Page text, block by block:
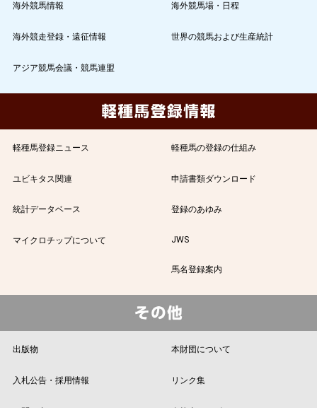
海外競馬情報 海外競馬場・日程
海外競走登録・遠征情報 世界の競馬および生産統計
アジア競馬会議・競馬連盟
軽種馬登録ニュース 軽種馬の登録の仕組み
ユビキタス関連 申請書類ダウンロード
統計データベース 登録のあゆみ
マイクロチップについて JWS
馬名登録案内
出版物 本財団について
入札公告・採用情報 リンク集